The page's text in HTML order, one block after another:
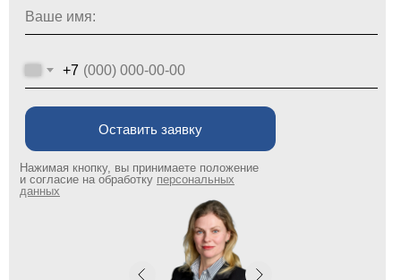
Нажимая кнопку, вы принимаете положение
и согласие на обработку персональных
данных
Ваше имя:
+7
Оставить заявку